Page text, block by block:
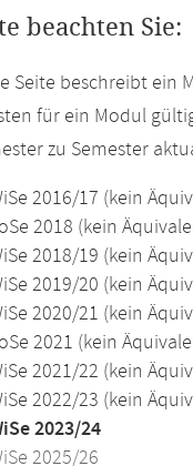
beachten Sie:
Seite beschreibt ein
für ein Modul
zu Semester
2016/17 (kein
2018 (kein
2018/19 (kein
2019/20 (kein
2020/21 (kein
2021 (kein
2021/22 (kein
2022/23 (kein
2023/24
2025/26